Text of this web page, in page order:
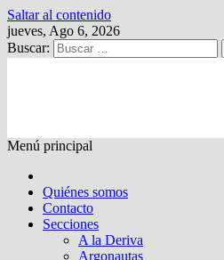
Saltar al contenido
jueves, Ago 6, 2026
Buscar:
Menú principal
Quiénes somos
Contacto
Secciones
A la Deriva
Argonautas